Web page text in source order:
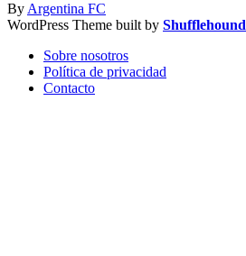
By Argentina FC
WordPress Theme built by Shufflehound
Sobre nosotros
Política de privacidad
Contacto